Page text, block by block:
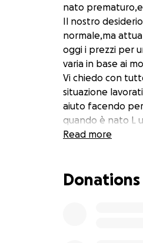
nato
Il nostro
normale,ma
oggi i prezzi per
varia in base ai
Vi chiedo con
situazione
aiuto facendo
quando è nato L
traguardo è sono
direttamente
Read more
Donations